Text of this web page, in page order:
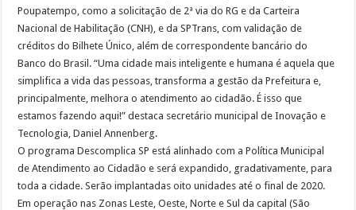
Poupatempo, como a solicitação de 2ª via do RG e da Carteira
Nacional de Habilitação (CNH), e da SPTrans, com validação de
créditos do Bilhete Único, além de correspondente bancário do
Banco do Brasil. “Uma cidade mais inteligente e humana é aquela que
simplifica a vida das pessoas, transforma a gestão da Prefeitura e,
principalmente, melhora o atendimento ao cidadão. É isso que
estamos fazendo aqui!” destaca secretário municipal de Inovação e
Tecnologia, Daniel Annenberg.
O programa Descomplica SP está alinhado com a Política Municipal
de Atendimento ao Cidadão e será expandido, gradativamente, para
toda a cidade. Serão implantadas oito unidades até o final de 2020.
Em operação nas Zonas Leste, Oeste, Norte e Sul da capital (São